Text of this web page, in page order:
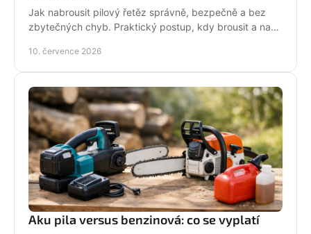
Jak nabrousit pilový řetěz správně, bezpečně a bez
zbytečných chyb. Praktický postup, kdy brousit a na
10. července 2026
Aku pila versus benzinová: co se vyplatí